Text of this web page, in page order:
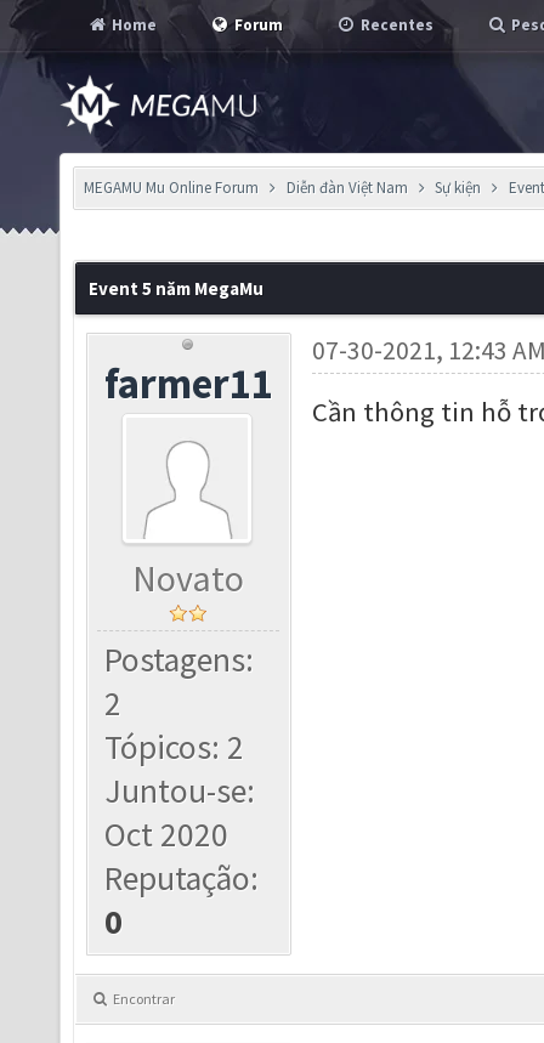
Home Forum Recentes
MEGAMU Mu Online Forum Diễn đàn Việt Nam Sự kiện
Event 5 năm MegaMu
farmer11
Novato
Postagens:
2
Tópicos: 2
Juntou-se:
Oct 2020
Reputação:
0
07-30-2021, 12:43
Cần thông tin hỗ
Encontrar